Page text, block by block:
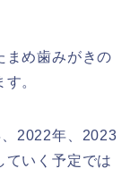
まめ歯みがきの
。
2022年、2023
ていく予定では